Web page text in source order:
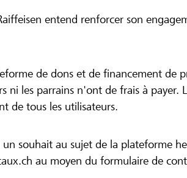
entend renforcer son
de dons et de financement de
ni les parrains n'ont de frais à payer.
de tous les utilisateurs.
un souhait au sujet de la plateforme
au moyen du formulaire de